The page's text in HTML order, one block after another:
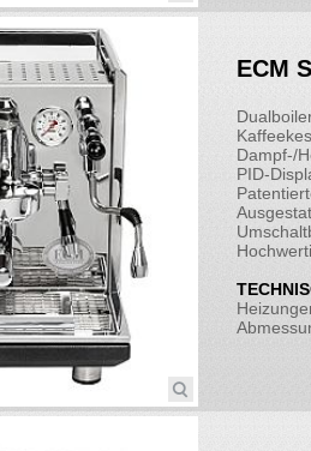
ECM
Dampf-/
PID-